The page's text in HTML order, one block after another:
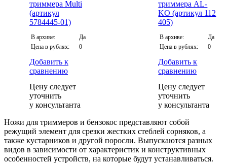
В архиве:
Да
Цена в рублях:
0
Добавить к
сравнению
Цену следует
уточнить
у консультанта
В архиве:
Да
Цена в рублях:
0
Добавить к
сравнению
Цену следует
уточнить
у консультанта
Ножи для триммеров и бензокос представляют собой
режущий элемент для срезки жестких стеблей сорняков, а
также кустарников и другой поросли. Выпускаются разных
видов в зависимости от характеристик и конструктивных
особенностей устройств, на которые будут устанавливаться.